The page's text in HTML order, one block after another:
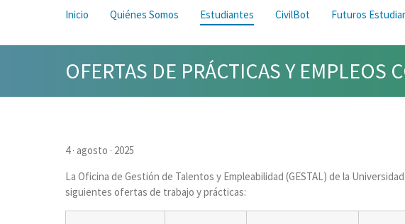
Inicio Quiénes Somos Estudiantes CivilBot Futuros
OFERTAS DE PRÁCTICAS Y EMPLEOS
4 · agosto · 2025
La Oficina de Gestión de Talentos y Empleabilidad (GESTAL) de la
siguientes ofertas de trabajo y prácticas: